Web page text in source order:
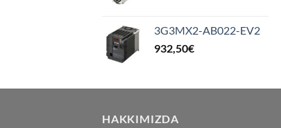
3G3MX2-AB022-EV2
932,50€
HAKKIMIZDA